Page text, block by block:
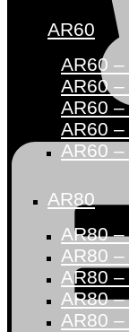
AR60
AR60
AR60
AR60
AR60
AR60
AR80
AR80
AR80
AR80
AR80
AR80